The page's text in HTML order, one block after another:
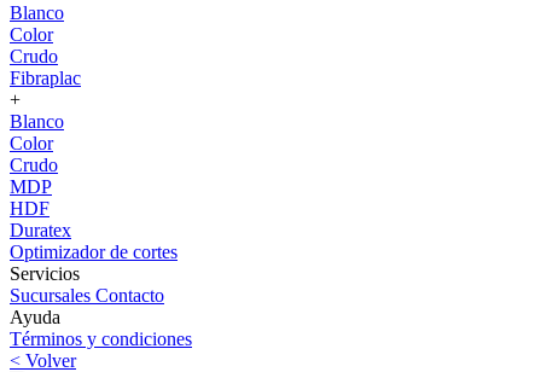
Blanco
Color
Crudo
Fibraplac
+
Blanco
Color
Crudo
MDP
HDF
Duratex
Optimizador de cortes
Servicios
Sucursales Contacto
Ayuda
Términos y condiciones
< Volver